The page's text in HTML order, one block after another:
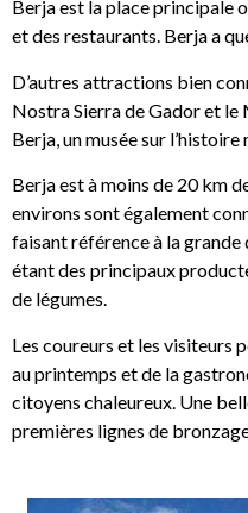
Berja est la place principale
et des restaurants. Berja a
D’autres attractions bien
Nostra Sierra de Gador et le
Berja, un musée sur l’histoire
Berja est à moins de 20 km
environs sont également
faisant référence à la
étant des principaux
de légumes.
Les coureurs et les visiteurs
au printemps et de la
citoyens chaleureux. Une
premières lignes de